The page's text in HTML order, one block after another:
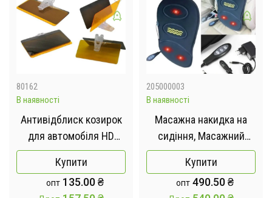
80162
В наявності
Антивідблиск козирок
для автомобіля HD
Vision Visor Clear View,
захист від сонця,
ліхтарів, фар
Купити
опт 135.00₴
205000003
В наявності
Масажна накидка на
сидіння, Масажний
килимок, стегна,
MASSAGER LY-407
Купити
опт 490.50₴